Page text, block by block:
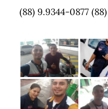
(88) 9.9344-0877 (88)